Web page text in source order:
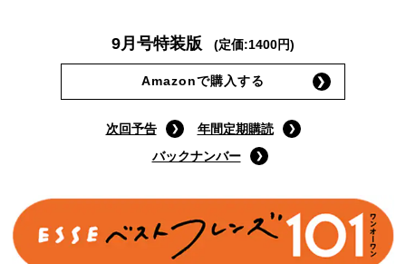
Amazonで購入する